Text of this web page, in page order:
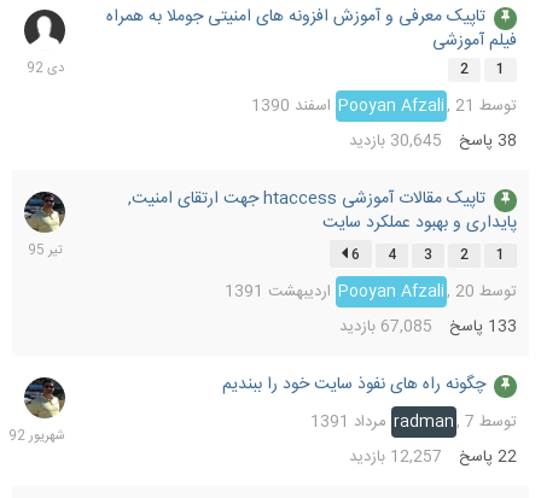
تاپیک معرفی و آموزش افزونه های امنیتی جوملا به همراه
فیلم آموزشی
توسط Pooyan Afzali ,21 اسفند 1390
38 پاسخ 30,645 بازدید
14
دی
تاپیک مقالات آموزشی htaccess جهت ارتقای امنیت,
پایداری و بهبود عملکرد سایت
توسط Pooyan Afzali ,20 اردیبهشت 1391
133 پاسخ 67,085 بازدید
15
تیر
چگونه راه های نفوذ سایت خود را ببندیم
توسط radman , 7 مرداد 1391
22پاسخ 12,257 بازدید
21